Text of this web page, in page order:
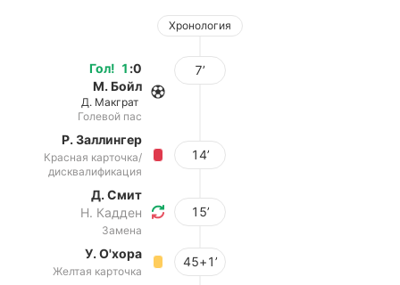
Хронология
Гол! 1 :0
М. Бойл
Д. Макграт
Голевой пас
7’
Р. Заллингер
Красная карточка/
дисквалификация
14’
Д. Смит
Н. Кадден
Замена
15’
У. О'хора
Желтая карточка
45+1’